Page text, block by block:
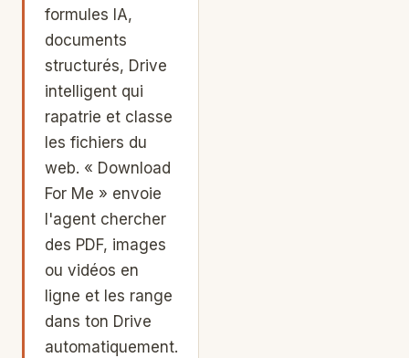
formules IA,
documents
structurés, Drive
intelligent qui
rapatrie et classe
les fichiers du
web. « Download
For Me » envoie
l'agent chercher
des PDF, images
ou vidéos en
ligne et les range
dans ton Drive
automatiquement.